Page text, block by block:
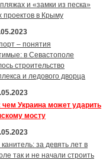
и «замки из песка»
проектов в Крыму
– понятия
в Севастополе
строительство
и ледового дворца
Украина может ударить
мосту
за девять лет в
так и не начали строить